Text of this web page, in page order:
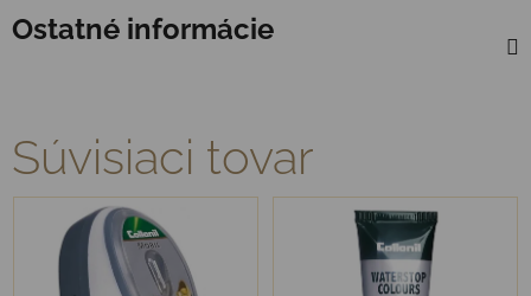
Ostatné informácie
Súvisiaci tovar